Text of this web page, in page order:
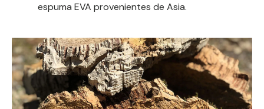
espuma EVA provenientes de Asia.